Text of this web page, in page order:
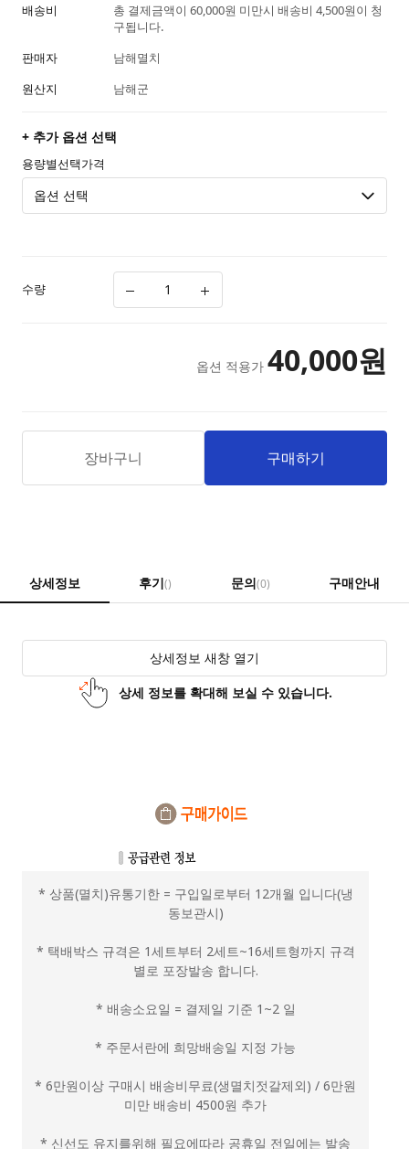
배송비
총 결제금액이 60,000원 미만시 배송비 4,500원이 청
구됩니다.
판매자
남해멸치
원산지
남해군
+ 추가 옵션 선택
용량별선택가격
수량
옵션 적용가 40,000원
장바구니 구매하기
상세정보 후기() 문의(0) 구매안내
상세정보 새창 열기
상세 정보를 확대해 보실 수 있습니다.
* 상품(멸치)유통기한 = 구입일로부터 12개월 입니다(냉
동보관시)
* 택배박스 규격은 1세트부터 2세트~16세트형까지 규격
별로 포장발송 합니다.
* 배송소요일 = 결제일 기준 1~2 일
* 주문서란에 희망배송일 지정 가능
* 6만원이상 구매시 배송비무료(생멸치젓갈제외) / 6만원
미만 배송비 4500원 추가
* 신선도 유지를위해 필요에따라 공휴일 전일에는 발송